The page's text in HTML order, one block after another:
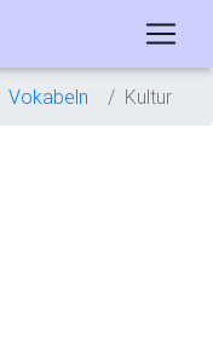
Vokabeln Kultur